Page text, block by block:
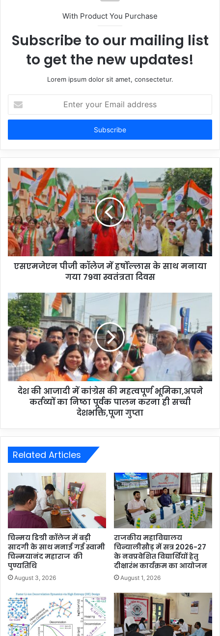
With Product You Purchase
Subscribe to our mailing list
to get the new updates!
Lorem ipsum dolor sit amet, consectetur.
your
Email
एसएमजेएन पीजी कॉलेज में हर्षोल्लास के साथ मनाया
गया 79वा स्वतंत्रता दिवस
देश की आजादी में कांग्रेस की महत्वपूर्ण भूमिका,अपने
कर्तव्यों का निष्ठा पूर्वक पालन करना ही सच्ची
देशभक्ति,पूजा गुप्ता
Related Articles
चिन्मय डिग्री कॉलेज में बड़ी
सादगी के साथ मनाई गई स्वामी
चिन्मयानंद महाराज की
पुण्यतिथि
August 3, 2026
राजकीय महाविद्यालय
चिन्यालीसौड़ में सत्र 2026-27
के नवप्रवेशित विद्यार्थियों हेतु
दीक्षारंभ कार्यक्रम का आयोजन
August 1, 2026